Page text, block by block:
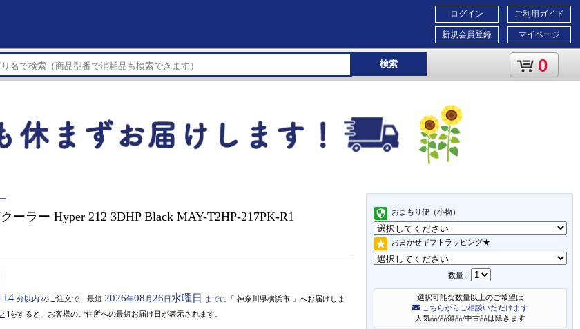
ご利用ガイド
マイページ
ログイン
新規会員登録
検索 0
おまもり便（小物）
おまかせギフトラッピング★
数量：
選択可能な数量以上のご希望は
こちらからご相談いただけます
人気品/品薄品/中古品は除きます
ーラー Hyper 212 3DHP Black MAY-T2HP-217PK-R1
14 分以内 のご注文で、最短 2026年08 月 26日 水曜日 までに 「 神奈川県横浜市 」 へお届けしま
]をすると、お客様のご住所への最短お届け日が表示されます。